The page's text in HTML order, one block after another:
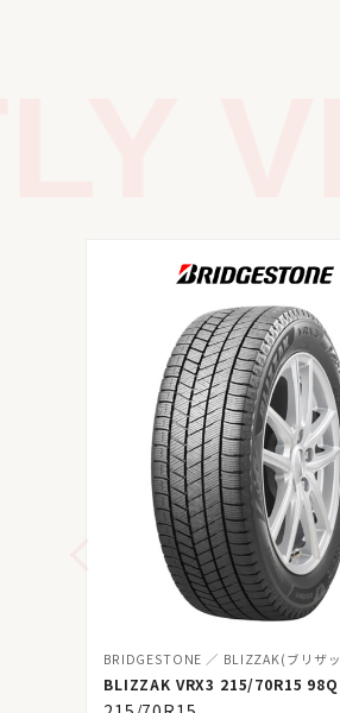
BRIDGESTONE BLIZZAK(ブリザ
BLIZZAK VRX3 215/70R15 98Q